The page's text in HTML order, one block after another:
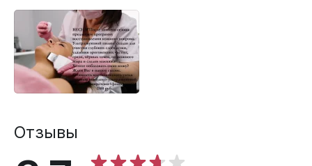
Отзывы